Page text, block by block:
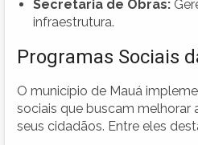
Secretaria de Obras:
infraestrutura.
Programas Sociais
O município de Mauá
sociais que buscam melhorar
seus cidadãos. Entre eles